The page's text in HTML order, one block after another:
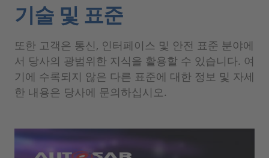
기술 및 표준
또한 고객은 통신, 인터페이스 및 안전 표준 분야에
서 당사의 광범위한 지식을 활용할 수 있습니다. 여
기에 수록되지 않은 다른 표준에 대한 정보 및 자세
한 내용은 당사에 문의하십시오.